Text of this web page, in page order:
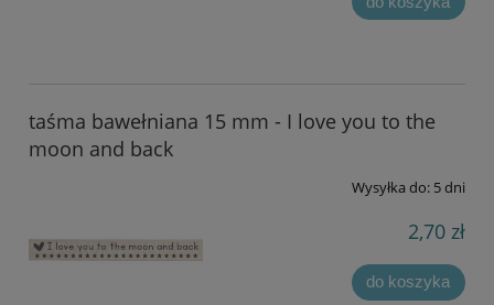
taśma bawełniana 15 mm - I love you to the
moon and back
Wysyłka do: 5 dni
2,70 zł
do koszyka